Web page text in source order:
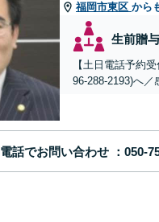
福岡市東区 から
生前贈与
【土日電話予約
96-288-2193)へ／
電話でお問い合わせ